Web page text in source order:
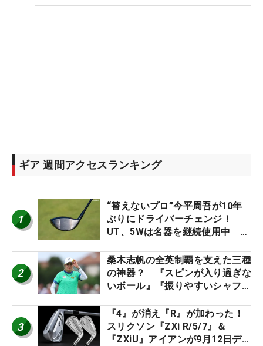
ギア 週間アクセスランキング
1
“替えないプロ”今平周吾が10年
ぶりにドライバーチェンジ！
UT、5Wは名器を継続使用中 #
2
桑木志帆の全英制覇を支えた三種
の神器？ 『スピンが入り過ぎな
いボール』『振りやすいシャフ
ー』 #女子プロセッティング
3
『4』が消え『R』が加わった！
スリクソン『ZXi R/5/7』＆
『ZXiU』アイアンが9月12日デ